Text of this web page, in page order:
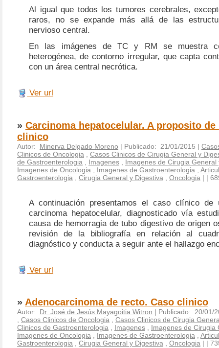
Al igual que todos los tumores cerebrales,
raros, no se expande más allá de las
nervioso central.
En las imágenes de TC y RM se muestra
heterogénea, de contorno irregular, que capta
con un área central necrótica.
Ver url
» Carcinoma hepatocelular. A proposito de
clinico
Autor: Minerva Delgado Moreno | Publicado: 21/01/2015 |
Clinicos de Oncologia
Casos Clinicos de Cirugia General y
de Gastroenterologia
Imagenes
Imagenes de Cirugia General
Imagenes de Oncologia
Imagenes de Gastroenterologia
Gastroenterologia
Cirugia General y Digestiva Oncologia | |
A continuación presentamos el caso clínico de
carcinoma hepatocelular, diagnosticado vía
causa de hemorragia de tubo digestivo de origen
revisión de la bibliografía en relación al
diagnóstico y conducta a seguir ante el hallazgo
Ver url
» Adenocarcinoma de recto. Caso clinico
Autor: Dr. José de Jesús Mayagoitia Witron | Publicado: 20/01/
, Casos Clinicos de Oncologia , Casos Clinicos de Cirugia
Clinicos de Gastroenterologia , Imagenes , Imagenes de Cirugia
Imagenes de Oncologia , Imagenes de Gastroenterologia ,
Gastroenterologia , Cirugia General y Digestiva , Oncologia | |